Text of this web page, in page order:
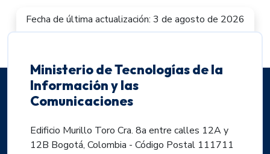
Fecha de última actualización: 3 de agosto de 2026
Ministerio de Tecnologías de la
Información y las
Comunicaciones
Edificio Murillo Toro Cra. 8a entre calles 12A y
12B Bogotá, Colombia - Código Postal 111711